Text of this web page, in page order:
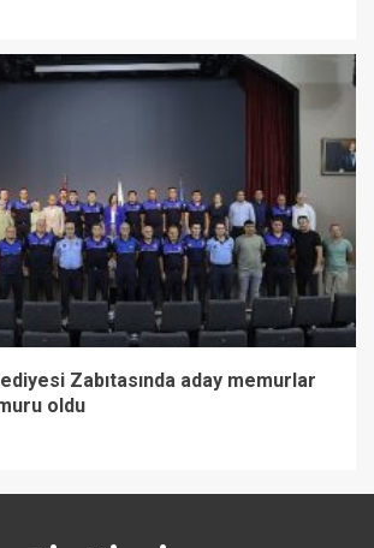
Zabıtasında aday memurlar
oldu